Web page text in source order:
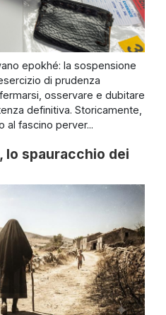
epokhé: la sospensione
di prudenza
osservare e dubitare
definitiva. Storicamente,
al fascino perver...
lo spauracchio dei